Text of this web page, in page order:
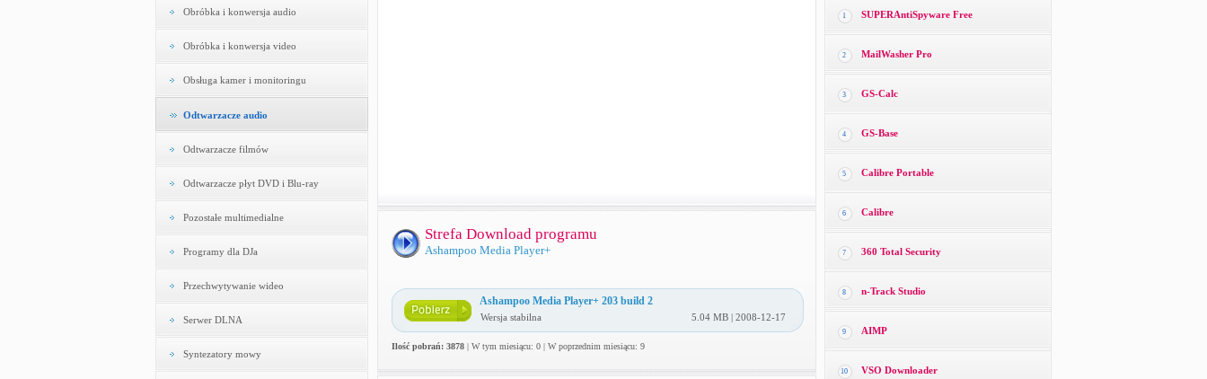
Obróbka i konwersja audio
Obróbka i konwersja video
Obsługa kamer i monitoringu
Odtwarzacze audio
Odtwarzacze filmów
Odtwarzacze płyt DVD i Blu-ray
Pozostałe multimedialne
Programy dla DJa
Przechwytywanie wideo
Serwer DLNA
Syntezatory mowy
Strefa Download programu
Ashampoo Media Player+
Ashampoo Media Player+ 203 build 2
Wersja stabilna 5.04 MB | 2008-12-17
Ilość pobrań: 3878| W tym miesiącu: 0 | W poprzednim miesiącu: 9
1 SUPERAntiSpyware Free
2 MailWasher Pro
3 GS-Calc
4 GS-Base
5 Calibre Portable
6 Calibre
7 360 Total Security
8 n-Track Studio
9 AIMP
10 VSO Downloader